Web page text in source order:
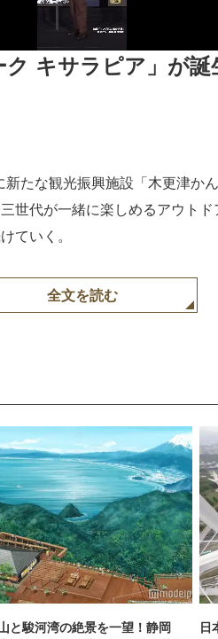
ク キサラピア」が
たな観光振興施設「木更津か
世代が一緒に楽しめるアウト
ていく。
全文を読む
と駿河湾の絶景を一望！静岡
日